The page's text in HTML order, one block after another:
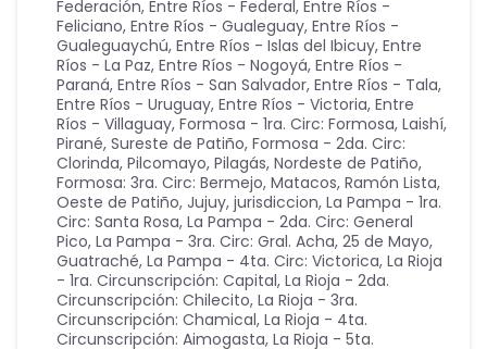
Federación, Entre Ríos - Federal, Entre Ríos -
Feliciano, Entre Ríos - Gualeguay, Entre Ríos -
Gualeguaychú, Entre Ríos - Islas del Ibicuy, Entre
Ríos - La Paz, Entre Ríos - Nogoyá, Entre Ríos -
Paraná, Entre Ríos - San Salvador, Entre Ríos - Tala,
Entre Ríos - Uruguay, Entre Ríos - Victoria, Entre
Ríos - Villaguay, Formosa - 1ra. Circ: Formosa, Laishí,
Pirané, Sureste de Patiño, Formosa - 2da. Circ:
Clorinda, Pilcomayo, Pilagás, Nordeste de Patiño,
Formosa: 3ra. Circ: Bermejo, Matacos, Ramón Lista,
Oeste de Patiño, Jujuy, jurisdiccion, La Pampa - 1ra.
Circ: Santa Rosa, La Pampa - 2da. Circ: General
Pico, La Pampa - 3ra. Circ: Gral. Acha, 25 de Mayo,
Guatraché, La Pampa - 4ta. Circ: Victorica, La Rioja
- 1ra. Circunscripción: Capital, La Rioja - 2da.
Circunscripción: Chilecito, La Rioja - 3ra.
Circunscripción: Chamical, La Rioja - 4ta.
Circunscripción: Aimogasta, La Rioja - 5ta.